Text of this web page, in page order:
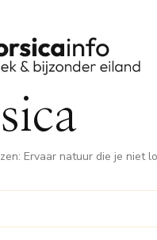
Ervaar natuur die je niet